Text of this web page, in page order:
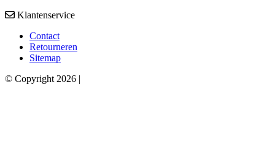
Klantenservice
Contact
Retourneren
Sitemap
© Copyright 2026 |